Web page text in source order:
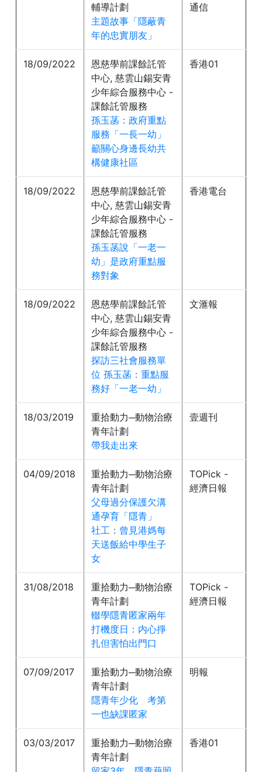
輔導計劃
主題故事「隱蔽青
年的忠實朋友」
通信
18/09/2022
恩慈學前課餘託管
中心, 慈雲山錫安青
少年綜合服務中心 -
課餘託管服務
孫玉菡：政府重點
服務「一長一幼」
籲關心身邊長幼共
構健康社區
香港01
18/09/2022
恩慈學前課餘託管
中心, 慈雲山錫安青
少年綜合服務中心 -
課餘託管服務
孫玉菡說「一老一
幼」是政府重點服
務對象
香港電台
18/09/2022
恩慈學前課餘託管
中心, 慈雲山錫安青
少年綜合服務中心 -
課餘託管服務
探訪三社會服務單
位 孫玉菡：重點服
務好「一老一幼」
文滙報
18/03/2019
重拾動力─動物治療
青年計劃
帶我走出來
壹週刊
04/09/2018
重拾動力─動物治療
青年計劃
父母過分保護欠溝
通孕育「隱青」
社工：曾見港媽每
天送飯給中學生子
女
TOPick -
經濟日報
31/08/2018
重拾動力─動物治療
青年計劃
輟學隱青匿家兩年
打機度日：内心掙
扎但害怕出門口
TOPick -
經濟日報
07/09/2017
重拾動力─動物治療
青年計劃
隱青年少化 考第
一也缺課匿家
明報
03/03/2017
重拾動力─動物治療
青年計劃
香港01